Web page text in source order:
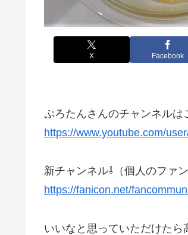
X Facebook
ぷろたんさんのチャンネルは
https://www.youtube.com/
新チャンネル⇩（個人のファ
https://fanicon.net/
いいなと思っていただけたら